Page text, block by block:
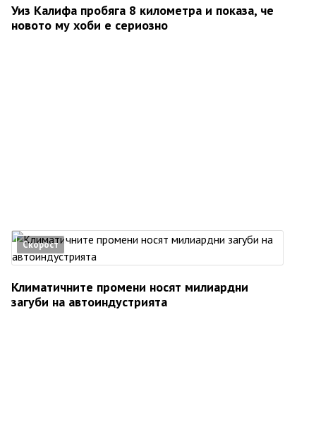
Уиз Калифа пробяга 8 километра и показа, че
новото му хоби е сериозно
Скорост
Климатичните промени носят милиардни
загуби на автоиндустрията